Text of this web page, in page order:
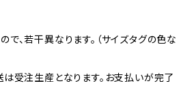
、若干異なります。（サイズタグの色な
受注生産となります。お支払いが完了